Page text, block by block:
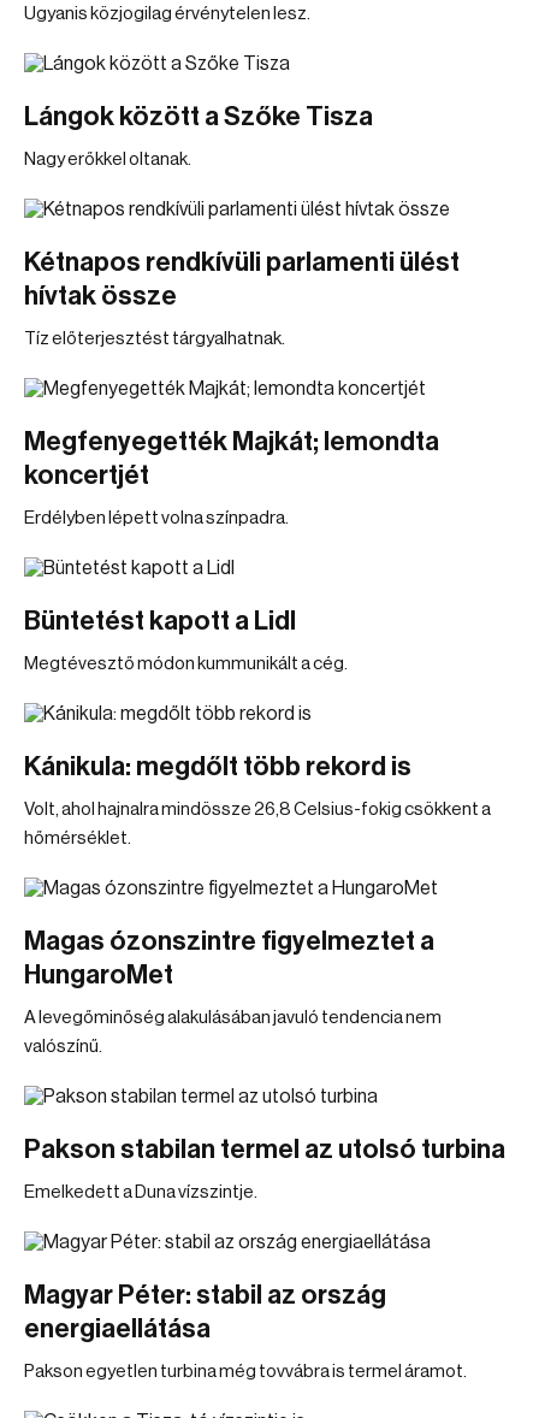
Ugyanis közjogilag érvénytelen lesz.
Lángok között a Szőke Tisza
Nagy erőkkel oltanak.
Kétnapos rendkívüli parlamenti ülést
hívtak össze
Tíz előterjesztést tárgyalhatnak.
Megfenyegették Majkát; lemondta
koncertjét
Erdélyben lépett volna színpadra.
Büntetést kapott a Lidl
Megtévesztő módon kummunikált a cég.
Kánikula: megdőlt több rekord is
Volt, ahol hajnalra mindössze 26,8 Celsius-fokig csökkent a
hőmérséklet.
Magas ózonszintre figyelmeztet a
HungaroMet
A levegőminőség alakulásában javuló tendencia nem
valószínű.
Pakson stabilan termel az utolsó turbina
Emelkedett a Duna vízszintje.
Magyar Péter: stabil az ország
energiaellátása
Pakson egyetlen turbina még tovvábra is termel áramot.